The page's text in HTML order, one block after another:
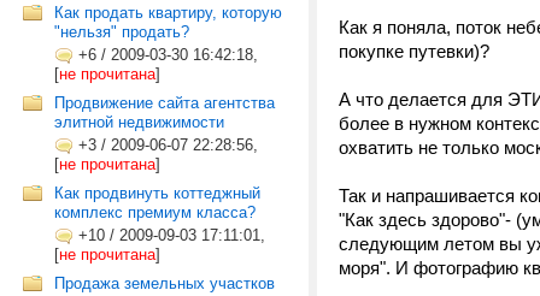
Как продать квартиру, которую
"нельзя" продать?
+6 / 2009-03-30 16:42:18,
[не прочитана]
Продвижение сайта агентства
элитной недвижимости
+3 / 2009-06-07 22:28:56,
[не прочитана]
Как продвинуть коттеджный
комплекс премиум класса?
+10 / 2009-09-03 17:11:01,
[не прочитана]
Продажа земельных участков
Как я поняла, поток
покупке путевки)?
А что делается для
более в нужном
охватить не только
Так и напрашивается
"Как здесь здорово"-
следующим летом вы
моря". И фотографию